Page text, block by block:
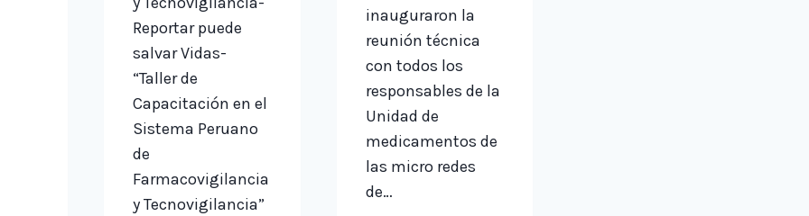
Reportar puede
salvar Vidas-
“Taller de
Capacitación en el
Sistema Peruano
de
Farmacovigilancia
y Tecnovigilancia”
inauguraron la
reunión técnica
con todos los
responsables de la
Unidad de
medicamentos de
las micro redes
de…